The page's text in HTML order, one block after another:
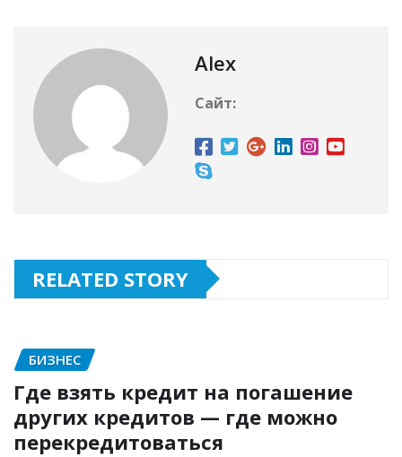
Alex
Сайт:
RELATED STORY
БИЗНЕС
Где взять кредит на погашение
других кредитов — где можно
перекредитоваться